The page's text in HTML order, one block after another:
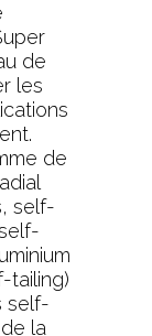
de
les
de
self-
tailing)
self-
la